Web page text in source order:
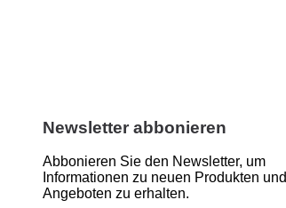
Newsletter abbonieren
Abbonieren Sie den Newsletter, um
Informationen zu neuen Produkten und
Angeboten zu erhalten.